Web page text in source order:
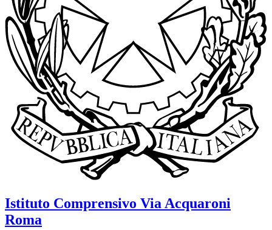
Istituto Comprensivo Via Acquaroni
Roma